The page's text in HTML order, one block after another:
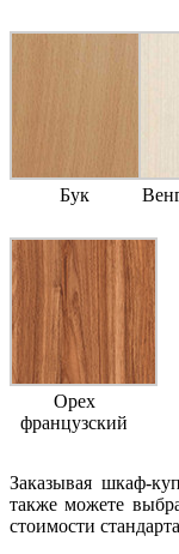
Бук
Орех
французский
Заказывая шкаф-
также можете
стоимости